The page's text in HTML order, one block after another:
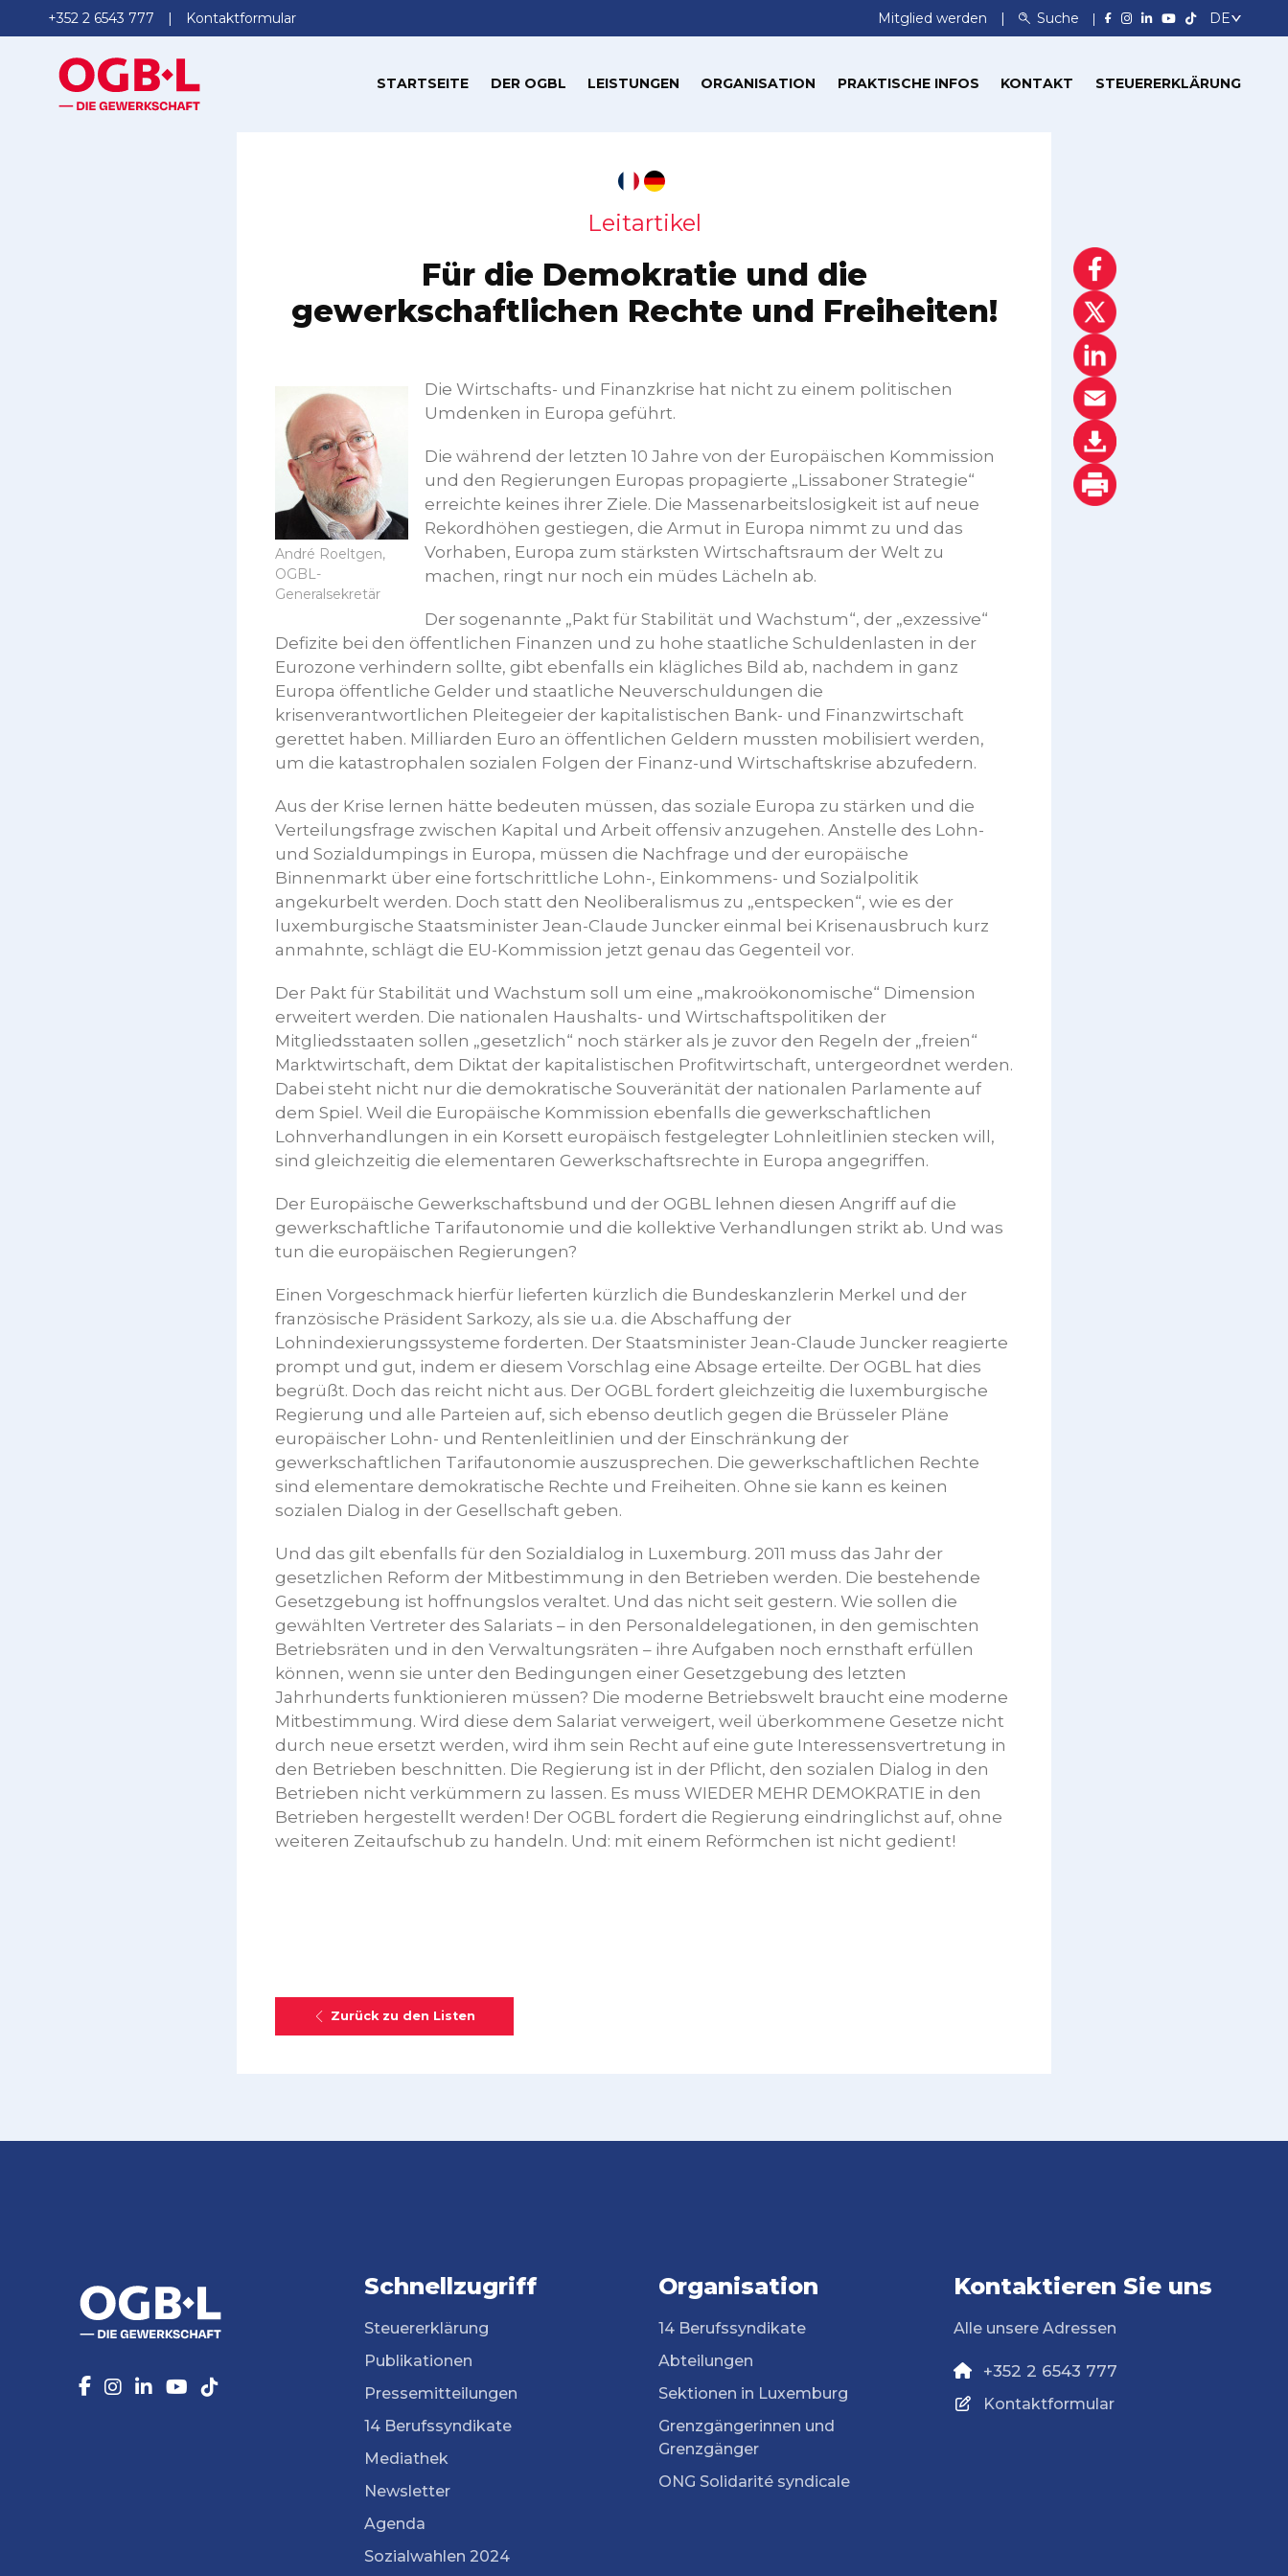
+352 2 6543 777 Kontaktformular Mitglied werden Suche
STARTSEITE DER OGBL LEISTUNGEN ORGANISATION PRAKTISCHE INFOS KONTAKT STEUERERKLÄRUNG
Leitartikel
Für die Demokratie und die
gewerkschaftlichen Rechte und Freiheiten!
André Roeltgen,
OGBL-
Generalsekretär
Die Wirtschafts- und Finanzkrise hat nicht zu einem politischen
Umdenken in Europa geführt.
Die während der letzten 10 Jahre von der Europäischen Kommission
und den Regierungen Europas propagierte „Lissaboner Strategie“
erreichte keines ihrer Ziele. Die Massenarbeitslosigkeit ist auf neue
Rekordhöhen gestiegen, die Armut in Europa nimmt zu und das
Vorhaben, Europa zum stärksten Wirtschaftsraum der Welt zu
machen, ringt nur noch ein müdes Lächeln ab.
Der sogenannte „Pakt für Stabilität und Wachstum“, der „exzessive“
Defizite bei den öffentlichen Finanzen und zu hohe staatliche Schuldenlasten in der
Eurozone verhindern sollte, gibt ebenfalls ein klägliches Bild ab, nachdem in ganz
Europa öffentliche Gelder und staatliche Neuverschuldungen die
krisenverantwortlichen Pleitegeier der kapitalistischen Bank- und Finanzwirtschaft
gerettet haben. Milliarden Euro an öffentlichen Geldern mussten mobilisiert werden,
um die katastrophalen sozialen Folgen der Finanz-und Wirtschaftskrise abzufedern.
Aus der Krise lernen hätte bedeuten müssen, das soziale Europa zu stärken und die
Verteilungsfrage zwischen Kapital und Arbeit offensiv anzugehen. Anstelle des Lohn-
und Sozialdumpings in Europa, müssen die Nachfrage und der europäische
Binnenmarkt über eine fortschrittliche Lohn-, Einkommens- und Sozialpolitik
angekurbelt werden. Doch statt den Neoliberalismus zu „entspecken“, wie es der
luxemburgische Staatsminister Jean-Claude Juncker einmal bei Krisenausbruch kurz
anmahnte, schlägt die EU-Kommission jetzt genau das Gegenteil vor.
Der Pakt für Stabilität und Wachstum soll um eine „makroökonomische“ Dimension
erweitert werden. Die nationalen Haushalts- und Wirtschaftspolitiken der
Mitgliedsstaaten sollen „gesetzlich“ noch stärker als je zuvor den Regeln der „freien“
Marktwirtschaft, dem Diktat der kapitalistischen Profitwirtschaft, untergeordnet werden.
Dabei steht nicht nur die demokratische Souveränität der nationalen Parlamente auf
dem Spiel. Weil die Europäische Kommission ebenfalls die gewerkschaftlichen
Lohnverhandlungen in ein Korsett europäisch festgelegter Lohnleitlinien stecken will,
sind gleichzeitig die elementaren Gewerkschaftsrechte in Europa angegriffen.
Der Europäische Gewerkschaftsbund und der OGBL lehnen diesen Angriff auf die
gewerkschaftliche Tarifautonomie und die kollektive Verhandlungen strikt ab. Und was
tun die europäischen Regierungen?
Einen Vorgeschmack hierfür lieferten kürzlich die Bundeskanzlerin Merkel und der
französische Präsident Sarkozy, als sie u.a. die Abschaffung der
Lohnindexierungssysteme forderten. Der Staatsminister Jean-Claude Juncker reagierte
prompt und gut, indem er diesem Vorschlag eine Absage erteilte. Der OGBL hat dies
begrüßt. Doch das reicht nicht aus. Der OGBL fordert gleichzeitig die luxemburgische
Regierung und alle Parteien auf, sich ebenso deutlich gegen die Brüsseler Pläne
europäischer Lohn- und Rentenleitlinien und der Einschränkung der
gewerkschaftlichen Tarifautonomie auszusprechen. Die gewerkschaftlichen Rechte
sind elementare demokratische Rechte und Freiheiten. Ohne sie kann es keinen
sozialen Dialog in der Gesellschaft geben.
Und das gilt ebenfalls für den Sozialdialog in Luxemburg. 2011 muss das Jahr der
gesetzlichen Reform der Mitbestimmung in den Betrieben werden. Die bestehende
Gesetzgebung ist hoffnungslos veraltet. Und das nicht seit gestern. Wie sollen die
gewählten Vertreter des Salariats – in den Personaldelegationen, in den gemischten
Betriebsräten und in den Verwaltungsräten – ihre Aufgaben noch ernsthaft erfüllen
können, wenn sie unter den Bedingungen einer Gesetzgebung des letzten
Jahrhunderts funktionieren müssen? Die moderne Betriebswelt braucht eine moderne
Mitbestimmung. Wird diese dem Salariat verweigert, weil überkommene Gesetze nicht
durch neue ersetzt werden, wird ihm sein Recht auf eine gute Interessensvertretung in
den Betrieben beschnitten. Die Regierung ist in der Pflicht, den sozialen Dialog in den
Betrieben nicht verkümmern zu lassen. Es muss WIEDER MEHR DEMOKRATIE in den
Betrieben hergestellt werden! Der OGBL fordert die Regierung eindringlichst auf, ohne
weiteren Zeitaufschub zu handeln. Und: mit einem Reförmchen ist nicht gedient!
Zurück zu den Listen
Schnellzugriff
Steuererklärung
Publikationen
Pressemitteilungen
14 Berufssyndikate
Mediathek
Newsletter
Agenda
Sozialwahlen 2024
Organisation
14 Berufssyndikate
Abteilungen
Sektionen in Luxemburg
Grenzgängerinnen und
Grenzgänger
ONG Solidarité syndicale
Kontaktieren Sie uns
Alle unsere Adressen
+352 2 6543 777
Kontaktformular